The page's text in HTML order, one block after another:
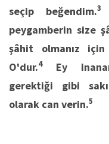
seçip beğendim.3
peygamberin size
şâhit olmanız için
O'dur.4Ey
gerektiği gibi
olarak can verin.5